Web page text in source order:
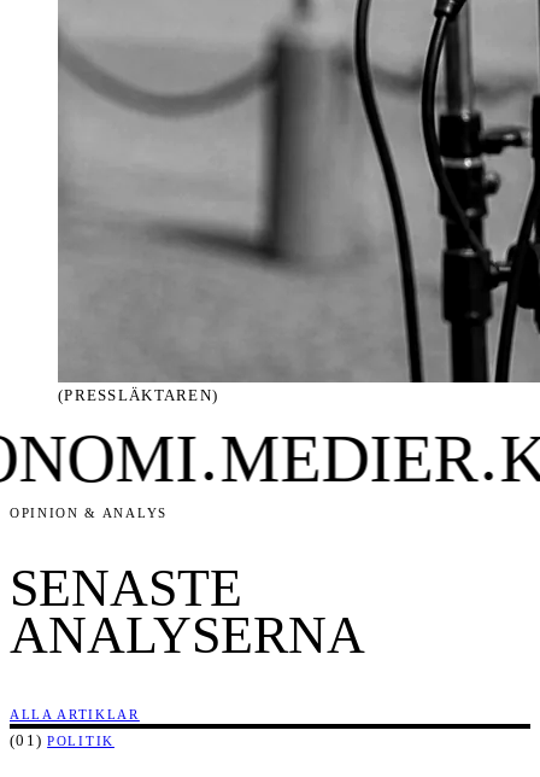
(PRESSLÄKTAREN)
● MEDIER ●
OPINION & ANALYS
SENASTE
ANALYSERNA
ALLA ARTIKLAR
(01) POLITIK